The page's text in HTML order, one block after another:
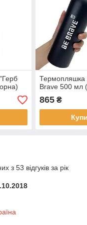
Термопляшка
Brave 500 мл
865₴
з 53 відгуків за рік